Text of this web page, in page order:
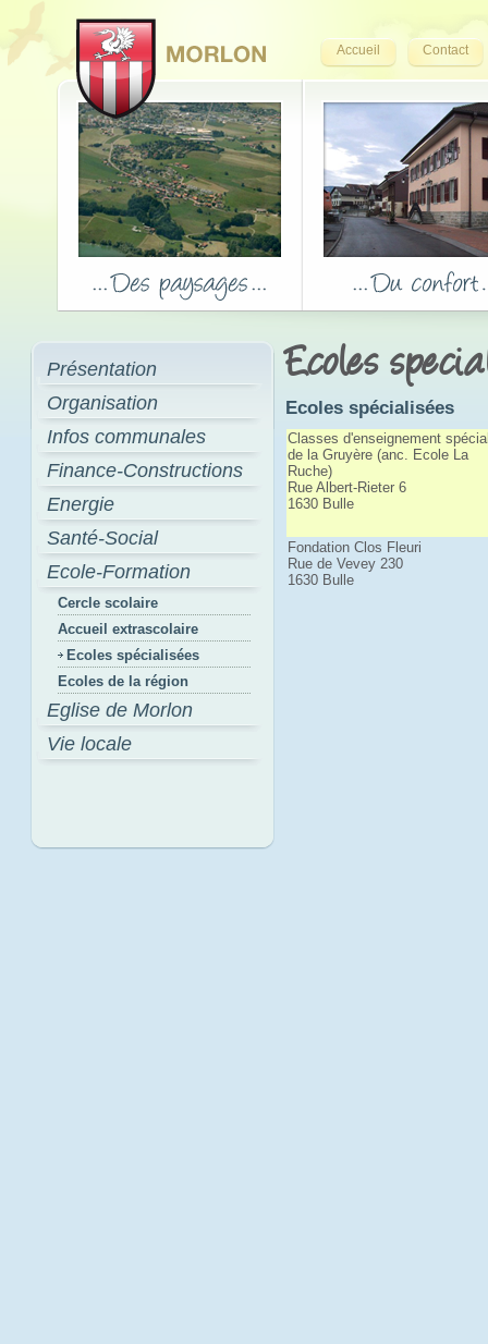
Accueil Contact
Présentation
Organisation
Infos communales
Finance-Constructions
Energie
Santé-Social
Ecole-Formation
Cercle scolaire
Accueil extrascolaire
Ecoles spécialisées
Ecoles de la région
Eglise de Morlon
Vie locale
Ecoles
Ecoles spécialisées
Classes d'enseignement
de la Gruyère (anc. Ecole La
Ruche)
Rue Albert-Rieter 6
1630 Bulle
Fondation Clos Fleuri
Rue de Vevey 230
1630 Bulle